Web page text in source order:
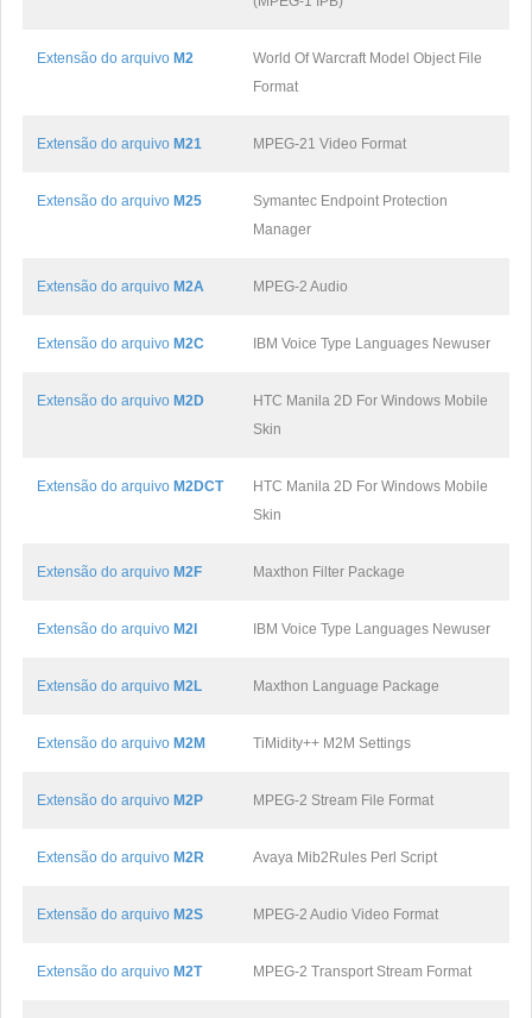
Extensão do arquivo M2
World Of Warcraft Model Object File
Format
Extensão do arquivo M21 MPEG-21 Video Format
Extensão do arquivo M25
Symantec Endpoint Protection
Manager
Extensão do arquivo M2A MPEG-2 Audio
Extensão do arquivo M2C IBM Voice Type Languages Newuser
Extensão do arquivo M2D
HTC Manila 2D For Windows Mobile
Skin
Extensão do arquivo M2DCT
HTC Manila 2D For Windows Mobile
Skin
Extensão do arquivo M2F Maxthon Filter Package
Extensão do arquivo M2I IBM Voice Type Languages Newuser
Extensão do arquivo M2L Maxthon Language Package
Extensão do arquivo M2M TiMidity++ M2M Settings
Extensão do arquivo M2P MPEG-2 Stream File Format
Extensão do arquivo M2R Avaya Mib2Rules Perl Script
Extensão do arquivo M2S MPEG-2 Audio Video Format
Extensão do arquivo M2T MPEG-2 Transport Stream Format